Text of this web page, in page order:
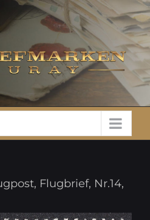
Flugbrief, Nr.14,